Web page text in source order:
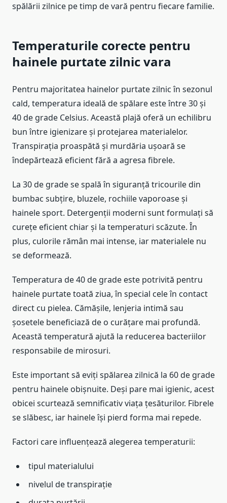
spălării zilnice pe timp de vară pentru fiecare familie.
Temperaturile corecte pentru
hainele purtate zilnic vara
Pentru majoritatea hainelor purtate zilnic în sezonul
cald, temperatura ideală de spălare este între 30 și
40 de grade Celsius. Această plajă oferă un echilibru
bun între igienizare și protejarea materialelor.
Transpirația proaspătă și murdăria ușoară se
îndepărtează eficient fără a agresa fibrele.
La 30 de grade se spală în siguranță tricourile din
bumbac subțire, bluzele, rochiile vaporoase și
hainele sport. Detergenții moderni sunt formulați să
curețe eficient chiar și la temperaturi scăzute. În
plus, culorile rămân mai intense, iar materialele nu
se deformează.
Temperatura de 40 de grade este potrivită pentru
hainele purtate toată ziua, în special cele în contact
direct cu pielea. Cămășile, lenjeria intimă sau
șosetele beneficiază de o curățare mai profundă.
Această temperatură ajută la reducerea bacteriilor
responsabile de mirosuri.
Este important să eviți spălarea zilnică la 60 de grade
pentru hainele obișnuite. Deși pare mai igienic, acest
obicei scurtează semnificativ viața țesăturilor. Fibrele
se slăbesc, iar hainele își pierd forma mai repede.
Factori care influențează alegerea temperaturii:
tipul materialului
nivelul de transpirație